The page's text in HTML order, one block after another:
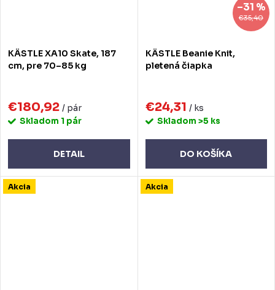
KÄSTLE XA10 Skate, 187
cm, pre 70–85 kg
€180,92 / pár
Skladom 1 pár
DETAIL
€35,40
–31 %
KÄSTLE Beanie Knit,
pletená čiapka
€24,31 / ks
Skladom >5 ks
DO KOŠÍKA
Akcia Akcia